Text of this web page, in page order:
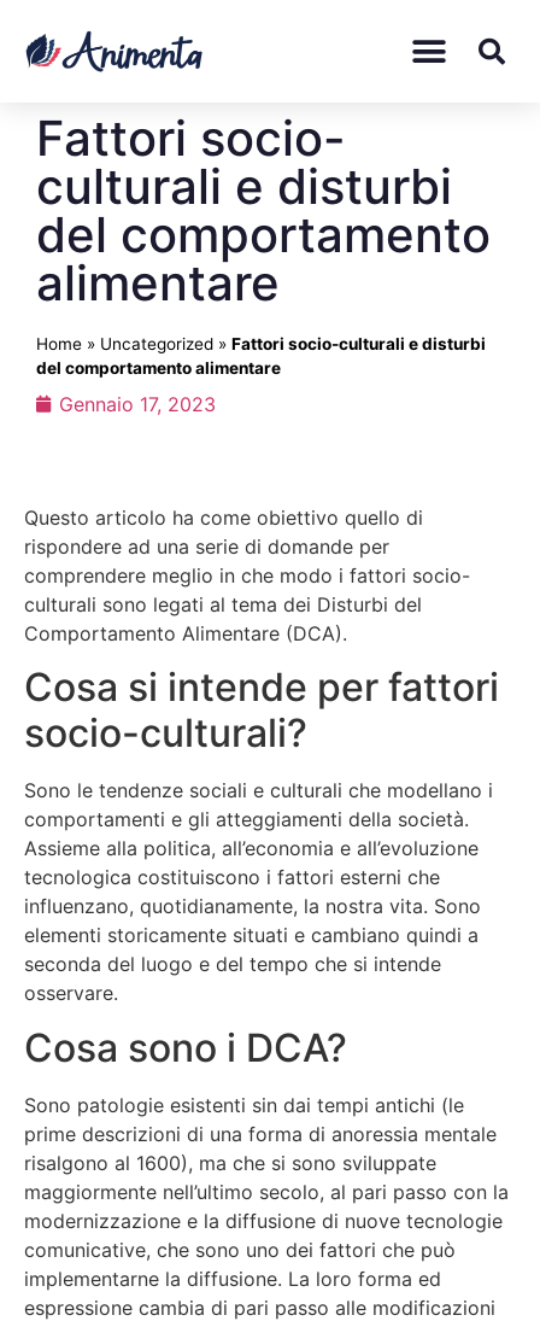
Fattori socio-
culturali e disturbi
del comportamento
alimentare
Home » Uncategorized » Fattori socio-culturali e disturbi
del comportamento alimentare
Gennaio 17, 2023
Questo articolo ha come obiettivo quello di
rispondere ad una serie di domande per
comprendere meglio in che modo i fattori socio-
culturali sono legati al tema dei Disturbi del
Comportamento Alimentare (DCA).
Cosa si intende per fattori
socio-culturali?
Sono le tendenze sociali e culturali che modellano i
comportamenti e gli atteggiamenti della società.
Assieme alla politica, all’economia e all’evoluzione
tecnologica costituiscono i fattori esterni che
influenzano, quotidianamente, la nostra vita. Sono
elementi storicamente situati e cambiano quindi a
seconda del luogo e del tempo che si intende
osservare.
Cosa sono i DCA?
Sono patologie esistenti sin dai tempi antichi (le
prime descrizioni di una forma di anoressia mentale
risalgono al 1600), ma che si sono sviluppate
maggiormente nell’ultimo secolo, al pari passo con la
modernizzazione e la diffusione di nuove tecnologie
comunicative, che sono uno dei fattori che può
implementarne la diffusione. La loro forma ed
espressione cambia di pari passo alle modificazioni